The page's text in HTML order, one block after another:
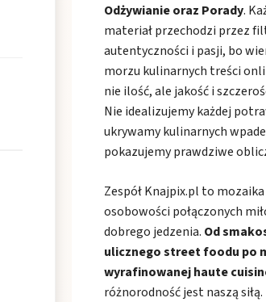
Odżywianie oraz Porady.
materiał przechodzi przez
autentyczności i pasji, bo
morzu kulinarnych treści
nie ilość, ale jakość i
Nie idealizujemy każdej
ukrywamy kulinarnych
pokazujemy prawdziwe
Zespół Knajpix.pl to mozaika
osobowości połączonych
dobrego jedzenia. Od
ulicznego street foodu po
wyrafinowanej haute
różnorodność jest naszą